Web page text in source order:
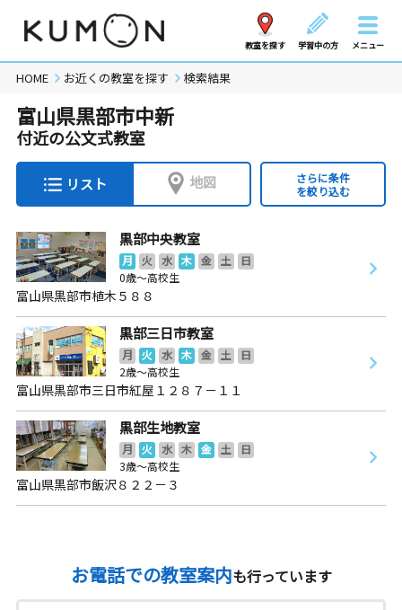
教室を探す 学習中の方 メニュー
HOME お近くの教室を探す 検索結果
富山県黒部市中新
付近の公文式教室
リスト 地図
さらに条件
を絞り込む
黒部中央教室
月 火 水 木 金 土
日
0歳～高校生
富山県黒部市植木５８８
黒部三日市教室
月 火 水 木 金 土
日
2歳～高校生
富山県黒部市三日市紅屋１２８７－１１
黒部生地教室
月 火 水 木 金 土
日
3歳～高校生
富山県黒部市飯沢８２２－３
お電話での教室案内も行っています